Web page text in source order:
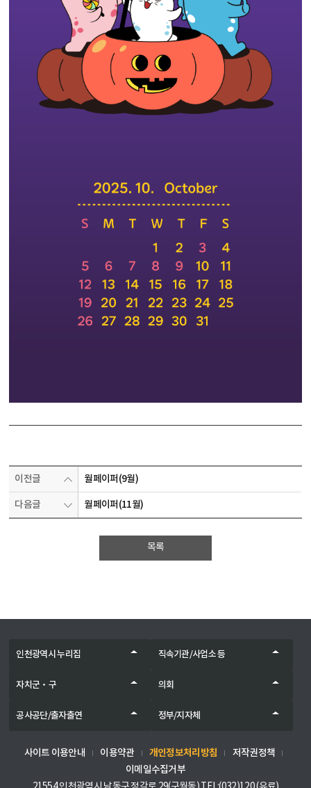
이전글 월페이퍼(9월)
다음글 월페이퍼(11월)
목록
인천광역시 누리집 직속기관/사업소 등
자치군‧구 의회
공사공단/출자출연 정부/지자체
사이트 이용안내 이용약관 개인정보처리방침
저작권정책
이메일수집거부